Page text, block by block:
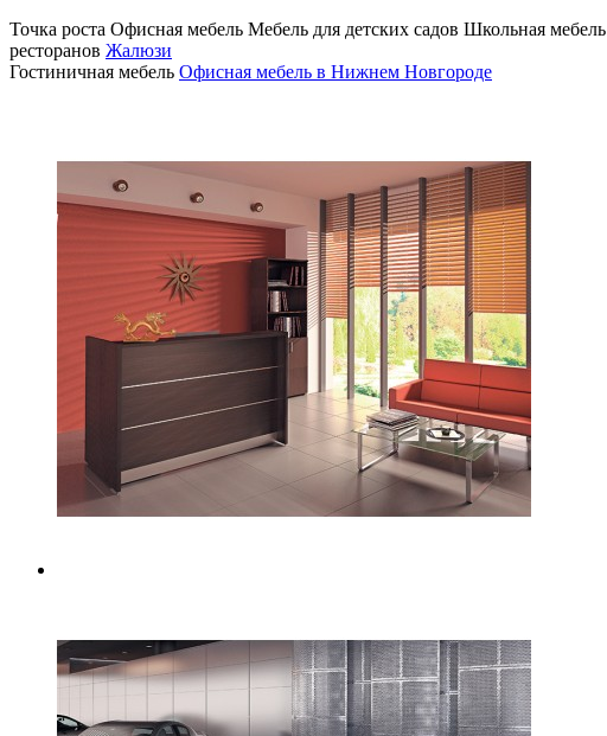
Точка роста Офисная мебель Мебель для детских садов Школьная мебель
ресторанов Жалюзи
Гостиничная мебель Офисная мебель в Нижнем Новгороде